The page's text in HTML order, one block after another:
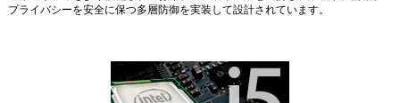
プライバシーを安全に保つ多層防御を実装して設計されています。